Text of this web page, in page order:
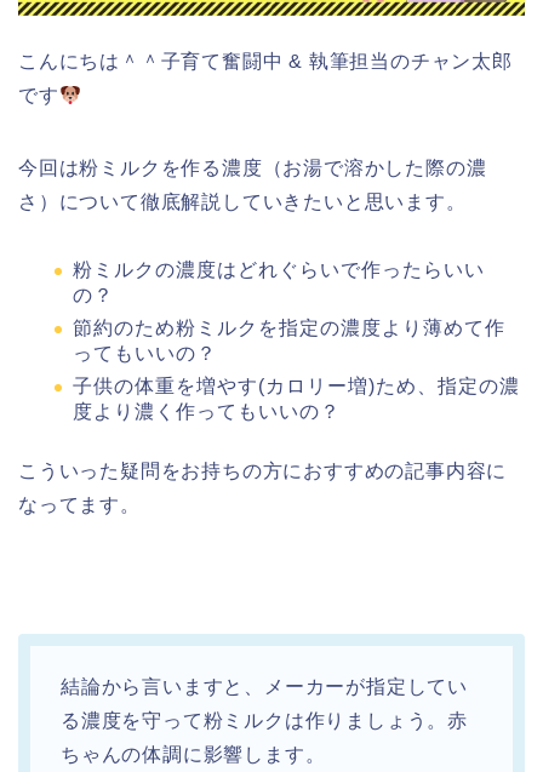
こんにちは＾＾子育て奮闘中 & 執筆担当のチャン太郎
です
今回は粉ミルクを作る濃度（お湯で溶かした際の濃
さ）について徹底解説していきたいと思います。
粉ミルクの濃度はどれぐらいで作ったらいい
の？
節約のため粉ミルクを指定の濃度より薄めて作
ってもいいの？
子供の体重を増やす(カロリー増)ため、指定の濃
度より濃く作ってもいいの？
こういった疑問をお持ちの方におすすめの記事内容に
なってます。
結論から言いますと、メーカーが指定してい
る濃度を守って粉ミルクは作りましょう。赤
ちゃんの体調に影響します。